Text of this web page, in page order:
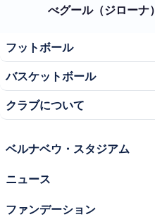
べグール（ジローナ）
フットボール
バスケットボール
クラブについて
ベルナベウ・スタジアム
ニュース
ファンデーション